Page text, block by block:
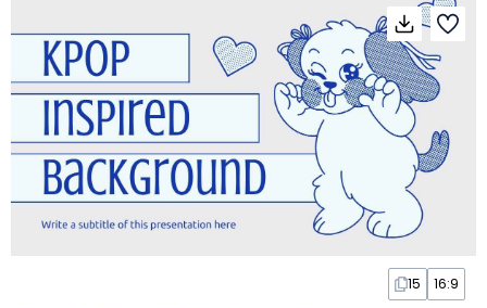
15 16:9